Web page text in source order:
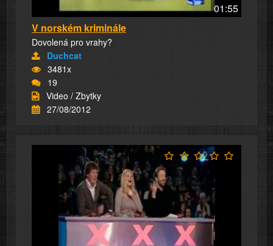
01:55
V norském kriminále
Dovolená pro vrahy?
Duchcat
3481x
19
Video / Zbytky
27/08/2012